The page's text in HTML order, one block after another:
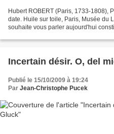
Hubert ROBERT (Paris, 1733-1808),
date. Huile sur toile, Paris, Musée du
souhaite vous parler aujourd'hui
Incertain désir. O, del
Publié le 15/10/2009 à 19:24
Par Jean-Christophe Pucek